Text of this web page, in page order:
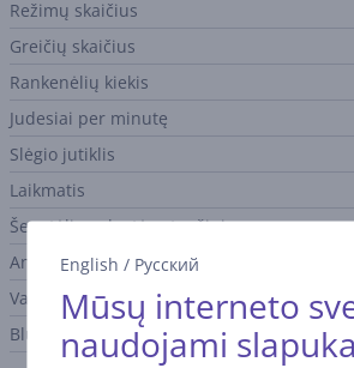
English / Русский
Mūsų interneto
naudojami
Režimų skaičius
Greičių skaičius
Rankenėlių kiekis
Judesiai per minutę
Slėgio jutiklis
Laikmatis
Šepetėlio galvutės atpažinimas
Antgalio pakeitimo priminimas
Vaikų dizainas
Bluetooth